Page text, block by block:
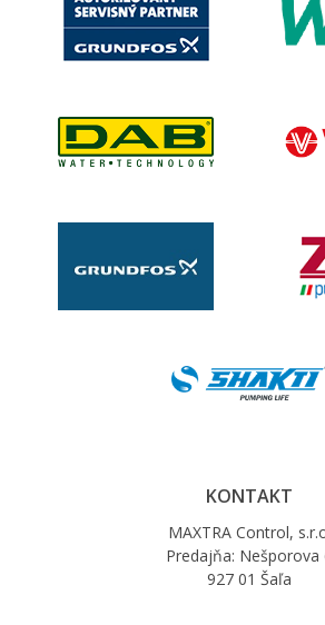
KONTAKT
MAXTRA Control,
Predajňa: Nešporova
927 01 Šaľa